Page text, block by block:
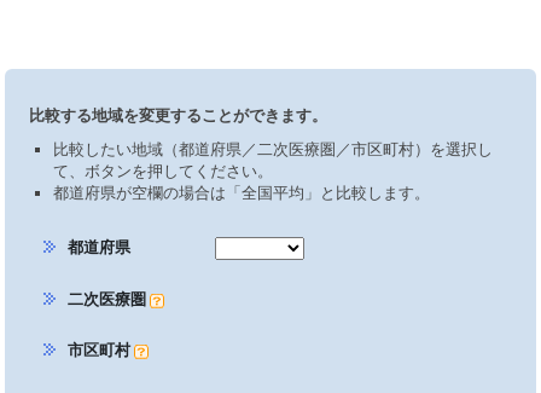
比較する地域を変更することができます。
比較したい地域（都道府県／二次医療圏／市区町村）を選択し
て、ボタンを押してください。
都道府県が空欄の場合は「全国平均」と比較します。
都道府県
二次医療圏
市区町村